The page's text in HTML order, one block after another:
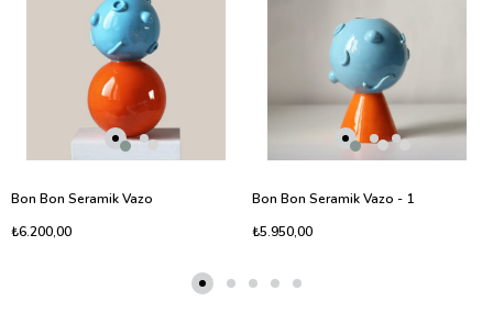
Bon Bon Seramik Vazo
₺6.200,00
Bon Bon Seramik Vazo - 1
₺5.950,00